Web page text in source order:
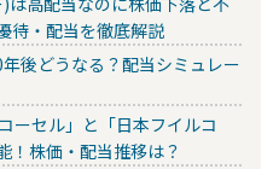
待・配当を徹底解説
後どうなる？配当シミュレー
ーセル」と「日本フイルコ
！株価・配当推移は？